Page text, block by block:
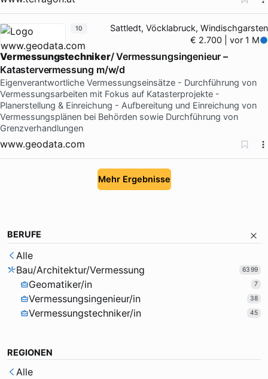
Sattledt, Vöcklabruck, Windischgarsten
€ 2.700 | vor 1 M
Vermessungstechniker/ Vermessungsingenieur –
Katastervermessung m/w/d
Eigenverantwortliche Vermessungseinsätze - Durchführung von
Vermessungsarbeiten mit Fokus auf Katasterprojekte -
Planerstellung & Einreichung - Aufbereitung und Einreichung von
Vermessungsplänen bei Behörden sowie Durchführung von
Grenzverhandlungen
www.geodata.com
10
Mehr Ergebnisse
BERUFE
Alle
Bau/Architektur/Vermessung
6399
Geomatiker/in 7
Vermessungsingenieur/in 38
Vermessungstechniker/in 45
REGIONEN
Alle